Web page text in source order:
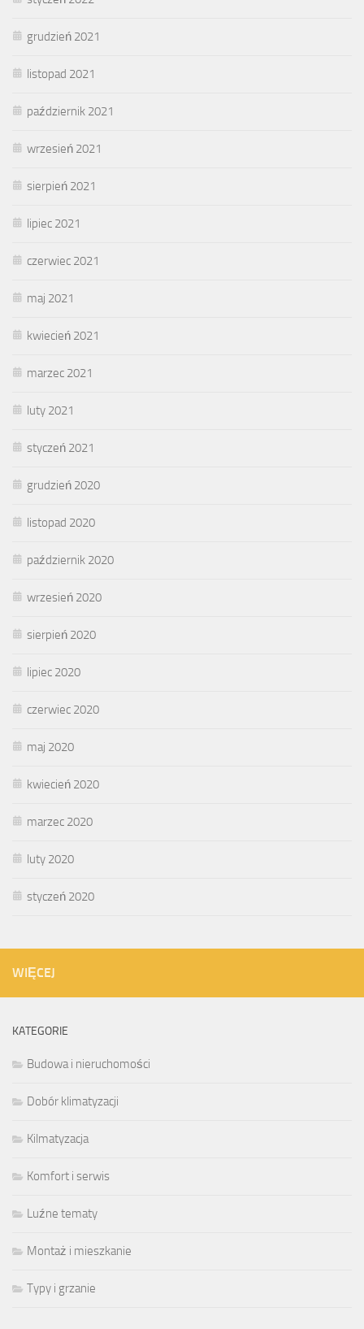
grudzień 2021
listopad 2021
październik 2021
wrzesień 2021
sierpień 2021
lipiec 2021
czerwiec 2021
maj 2021
kwiecień 2021
marzec 2021
luty 2021
styczeń 2021
grudzień 2020
listopad 2020
październik 2020
wrzesień 2020
sierpień 2020
lipiec 2020
czerwiec 2020
maj 2020
kwiecień 2020
marzec 2020
luty 2020
styczeń 2020
WIĘCEJ
KATEGORIE
Budowa i nieruchomości
Dobór klimatyzacji
Kilmatyzacja
Komfort i serwis
Luźne tematy
Montaż i mieszkanie
Typy i grzanie